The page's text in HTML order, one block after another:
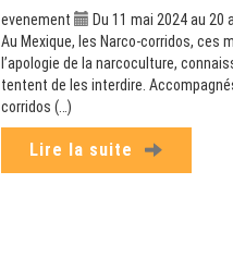
evenement
Du 11 mai 2024 au 20
Au Mexique, les Narco-corridos,
l’apologie de la narcoculture,
tentent de les interdire.
corridos (…)
Lire la suite